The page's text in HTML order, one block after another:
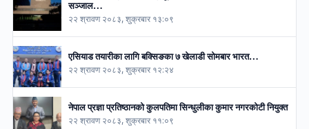
सञ्जाल…
२२ श्रावण २०८३, शुक्रबार १३:०९
एसियाड तयारीका लागि बक्सिङका ७ खेलाडी सोमबार भारत…
२२ श्रावण २०८३, शुक्रबार १२:२४
नेपाल प्रज्ञा प्रतिष्ठानको कुलपतिमा सिन्धुलीका कुमार नगरकोटी नियुक्त
२२ श्रावण २०८३, शुक्रबार ११:०९